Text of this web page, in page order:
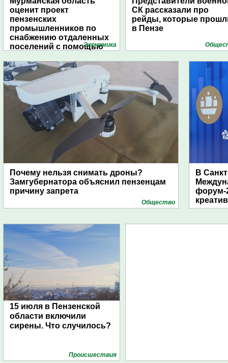
оценит проект
пензенских
промышленников по
снабжению отдаленных
поселений с помощью
Экономика
СК рассказали про
рейды, которые
в Пензе
Почему нельзя снимать дроны?
Замгубернатора объяснил пензенцам
причину запрета
Общество
В
форум-
15 июля в Пензенской
области включили
сирены. Что случилось?
Проиcшествия